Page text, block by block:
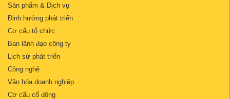
Sản phẩm & Dịch vụ
Định hướng phát triển
Cơ cấu tổ chức
Ban lãnh đạo công ty
Lịch sử phát triển
Công nghệ
Văn hóa doanh nghiệp
Cơ cấu cổ đông